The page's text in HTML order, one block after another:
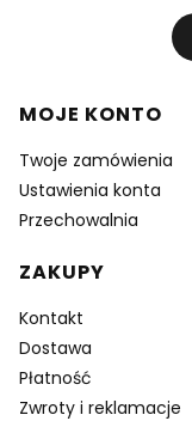
Linki w stopce
MOJE KONTO
Twoje zamówienia
Ustawienia konta
Przechowalnia
ZAKUPY
Kontakt
Dostawa
Płatność
Zwroty i reklamacje